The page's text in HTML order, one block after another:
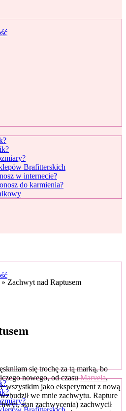
Brafitterskich
w internecie?
do karmienia?
» Zachwyt nad Raptusem
się trochę za tą marką, bo
nowego, od czasuMarvela,
wszystkim jako eksperyment z nową
we mnie zachwytu. Rapture
stan zachwycenia) zachwycił